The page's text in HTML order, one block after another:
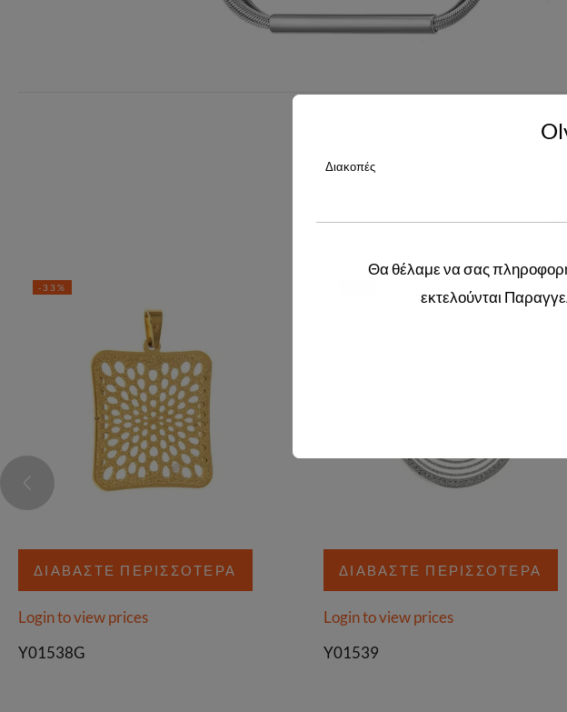
-33%
ΔΙΑΒΆΣΤΕ ΠΕΡΙΣΣΌΤΕΡΑ
Login to view prices
Y01538G
ΔΙΑΒΆΣΤΕ ΠΕΡΙΣΣΌΤΕΡΑ
Login to view prices
Y01539
Διακοπές
Θα θέλαμε να σας
εκτελούνται